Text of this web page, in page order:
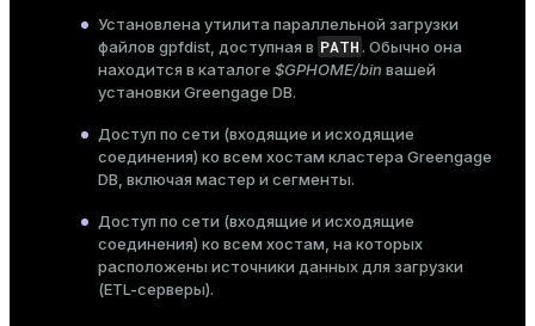
Установлена утилита параллельной загрузки
файлов gpfdist, доступная в PATH. Обычно она
находится в каталоге $GPHOME/bin вашей
установки Greengage DB.
Доступ по сети (входящие и исходящие
соединения) ко всем хостам кластера Greengage
DB, включая мастер и сегменты.
Доступ по сети (входящие и исходящие
соединения) ко всем хостам, на которых
расположены источники данных для загрузки
(ETL-серверы).